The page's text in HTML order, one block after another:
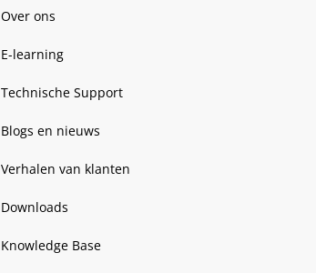
Over ons
E-learning
Technische Support
Blogs en nieuws
Verhalen van klanten
Downloads
Knowledge Base